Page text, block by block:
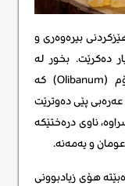
بیرەوەری و
دەکرێت. بخور لە
ڕاستیدا پووکی درەختێکە بە ناوی ئۆلیبانۆم (Olibanum) کە
پێی دەوترێت
ناوی درەختێکە
و یەمەنە.
هۆی زیادبوونی